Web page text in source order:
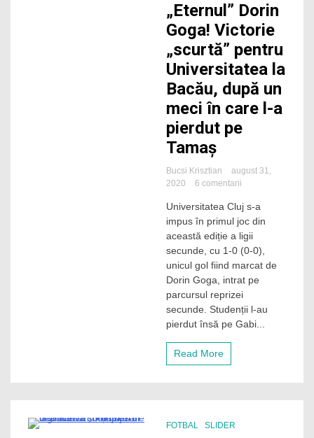
„Eternul” Dorin
Goga! Victorie
„scurtă” pentru
Universitatea la
Bacău, după un
meci în care l-a
pierdut pe
Tamaș
Bucsi Krisztian
august 31,
2020
6 comentariila
Dorin
Goga!
Victorie
„scurtă”
pentru
Universitatea
la
Bacău,
după
un
Universitatea Cluj s-a
impus în primul joc din
această ediție a ligii
secunde, cu 1-0 (0-0),
unicul gol fiind marcat de
Dorin Goga, intrat pe
parcursul reprizei
secunde. Studenții l-au
pierdut însă pe Gabi...
Read More
FOTBAL SLIDER